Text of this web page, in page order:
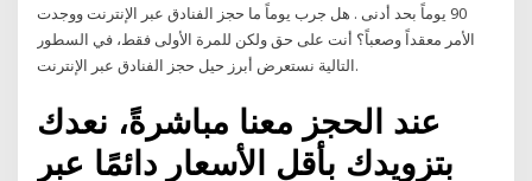
90 يوماً بحد أدنى . هل جرب يوماً ما حجز الفنادق عبر الإنترنت ووجدت
الأمر معقداً وصعباً؟ أنت على حق ولكن للمرة الأولى فقط، في السطور
التالية نستعرض أبرز حيل حجز الفنادق عبر الإنترنت.
عند الحجز معنا مباشرةً، نعدك
بتزويدك بأقل الأسعار دائمًا عبر